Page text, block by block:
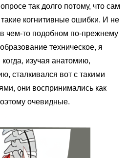
так долго потому, что сам
когнитивные ошибки. И не
чем-то подобном по-прежнему
техническое, я
изучая анатомию,
сталкивался вот с такими
они воспринимались как
очевидные.